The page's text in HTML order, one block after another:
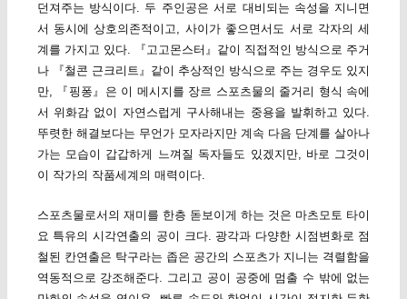
던져주는 방식이다. 두 주인공은 서로 대비되는 속성을 지니면
서 동시에 상호의존적이고, 사이가 좋으면서도 서로 각자의 세
계를 가지고 있다. 『고고몬스터』같이 직접적인 방식으로 주거
나 『철콘 근크리트』같이 추상적인 방식으로 주는 경우도 있지
만, 『핑퐁』은 이 메시지를 장르 스포츠물의 줄거리 형식 속에
서 위화감 없이 자연스럽게 구사해내는 중용을 발휘하고 있다.
뚜렷한 해결보다는 무언가 모자라지만 계속 다음 단계를 살아나
가는 모습이 갑갑하게 느껴질 독자들도 있겠지만, 바로 그것이
이 작가의 작품세계의 매력이다.
스포츠물로서의 재미를 한층 돋보이게 하는 것은 마츠모토 타이
요 특유의 시각연출의 공이 크다. 광각과 다양한 시점변화로 점
철된 칸연출은 탁구라는 좁은 공간의 스포츠가 지니는 격렬함을
역동적으로 강조해준다. 그리고 공이 공중에 멈출 수 밖에 없는